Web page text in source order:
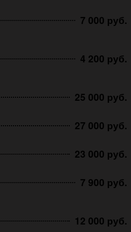
7 000 руб.
4 200 руб.
25 000 руб.
27 000 руб.
23 000 руб.
7 900 руб.
12 000 руб.